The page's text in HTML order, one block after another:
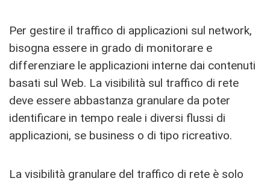
Per gestire il traffico di applicazioni sul network,
bisogna essere in grado di monitorare e
differenziare le applicazioni interne dai contenuti
basati sul Web. La visibilità sul traffico di rete
deve essere abbastanza granulare da poter
identificare in tempo reale i diversi flussi di
applicazioni, se business o di tipo ricreativo.
La visibilità granulare del traffico di rete è solo